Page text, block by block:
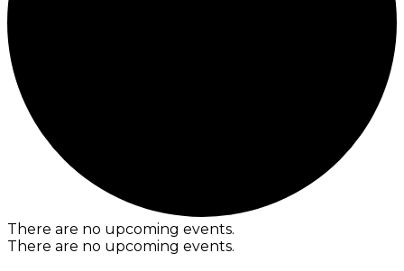
There are no upcoming events.
There are no upcoming events.